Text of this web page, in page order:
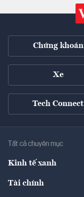
Chứng khoán
Xe
Tech Connect
Tất cả chuyên mục
Kinh tế xanh
Tài chính